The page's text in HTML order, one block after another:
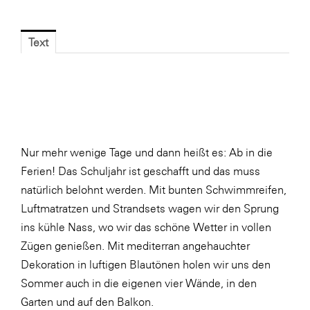
Darbo
EY
FG UBIT Salzburg
Fressnapf
FRoSTA
FV Energierohstoff & Kraftstoff
Gardena
Text
Nur mehr wenige Tage und dann heißt es: Ab in die
Ferien! Das Schuljahr ist geschafft und das muss
natürlich belohnt werden. Mit bunten Schwimmreifen,
Luftmatratzen und Strandsets wagen wir den Sprung
ins kühle Nass, wo wir das schöne Wetter in vollen
Zügen genießen. Mit mediterran angehauchter
Dekoration in luftigen Blautönen holen wir uns den
Sommer auch in die eigenen vier Wände, in den
Garten und auf den Balkon.